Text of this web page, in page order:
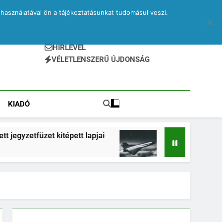
HÍRLEVÉL
VÉLETLENSZERŰ ÚJDONSÁG
KIADÓ
kitépett lapjai
2 Hónap Ezelőtt
ön a tájékoztatásunkat tudomásul veszi.